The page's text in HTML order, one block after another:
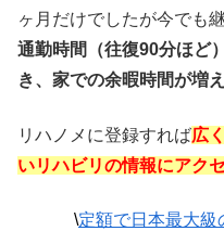
ヶ月だけでしたが今でも
通勤時間（往復90分ほど
き、家での余暇時間が増
リハノメに登録すれば広
いリハビリの情報にアク
\定額で日本最大級